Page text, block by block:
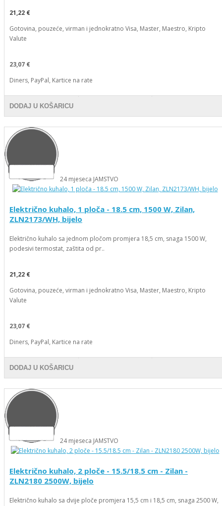
21,22 €
Gotovina, pouzeće, virman i jednokratno Visa, Master, Maestro, Kripto
Valute
23,07 €
Diners, PayPal, Kartice na rate
DODAJ U KOŠARICU
24 mjeseca JAMSTVO
Električno kuhalo, 1 ploča - 18.5 cm, 1500 W, Zilan,
ZLN2173/WH, bijelo
Električno kuhalo sa jednom pločom promjera 18,5 cm, snaga 1500 W,
podesivi termostat, zaštita od pr..
21,22 €
Gotovina, pouzeće, virman i jednokratno Visa, Master, Maestro, Kripto
Valute
23,07 €
Diners, PayPal, Kartice na rate
DODAJ U KOŠARICU
24 mjeseca JAMSTVO
Električno kuhalo, 2 ploče - 15.5/18.5 cm - Zilan -
ZLN2180 2500W, bijelo
Električno kuhalo sa dvije ploče promjera 15,5 cm i 18,5 cm, snaga 2500 W,